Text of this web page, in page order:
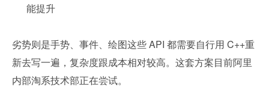
能提升
劣势则是手势、事件、绘图这些 API 都需要自行用 C++重
新去写一遍，复杂度跟成本相对较高。这套方案目前阿里
内部淘系技术部正在尝试。